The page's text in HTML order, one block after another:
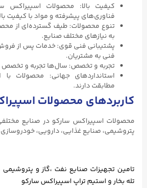
کیفیت بالا: محصولات اسپیراکس
فناوری‌های پیشرفته و مواد با کیفیت
تنوع محصولات: طیف گسترده‌ای از
به نیازهای مختلف صنایع.
پشتیبانی فنی قوی: خدمات پس از
فنی به مشتریان.
تجربه و تخصص: سال‌ها تجربه و تخصص
استانداردهای جهانی: محصولات با
مطابقت دارند.
کاربردهای محصولات
محصولات اسپیراکس سارکو در صنایع
پتروشیمی، صنایع غذایی، دارویی، خودروسازی
تامین تجهیزات صنایع نفت ،گاز و پتروشیمی
تله بخار و استیم تراپ اسپیراکس سارکو